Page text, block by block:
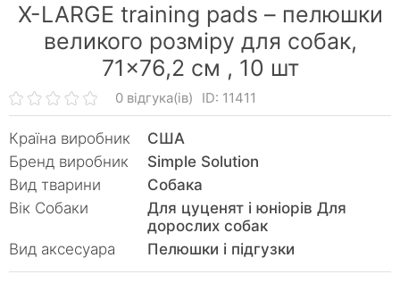
X-LARGE training pads – пелюшки
великого розміру для собак,
71×76,2 см , 10 шт
0 відгука(ів) ID: 11411
Країна виробник
США
Бренд виробник
Simple Solution
Вид тварини
Собака
Вік Собаки
Для цуценят і юніорів Для
дорослих собак
Вид аксесуара
Пелюшки і підгузки